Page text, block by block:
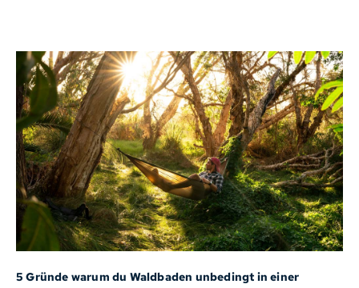
5 Gründe warum du Waldbaden unbedingt in einer